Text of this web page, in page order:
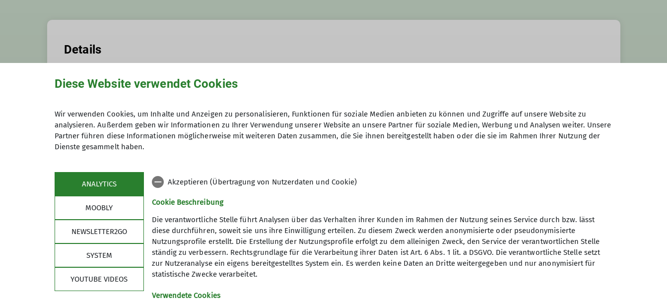
Details
Termindetails
Zielort Grundschule Otterfing
Unsere Gamshütte
Kletterzentrum Obb. Süd Bad Tölz
Unsere Sektion
Unser Programm
Mitgliedsdaten ändern
Sektion Otterfing des
Deutschen Alpenvereins e.V.
Nordsiedlung 12
Diese Website verwendet Cookies
Wir verwenden Cookies, um Inhalte und Anzeigen zu personalisieren, Funktionen für soziale Medien anbieten zu können und Zugriffe auf unsere Website zu
analysieren. Außerdem geben wir Informationen zu Ihrer Verwendung unserer Website an unsere Partner für soziale Medien, Werbung und Analysen weiter. Unsere
Partner führen diese Informationen möglicherweise mit weiteren Daten zusammen, die Sie ihnen bereitgestellt haben oder die sie im Rahmen Ihrer Nutzung der
Dienste gesammelt haben.
ANALYTICS
MOOBLY
NEWSLETTER2GO
SYSTEM
YOUTUBE VIDEOS
Akzeptieren (Übertragung von Nutzerdaten und Cookie)
Cookie Beschreibung
Die verantwortliche Stelle führt Analysen über das Verhalten ihrer Kunden im Rahmen der Nutzung seines Service durch bzw. lässt
diese durchführen, soweit sie uns ihre Einwilligung erteilen. Zu diesem Zweck werden anonymisierte oder pseudonymisierte
Nutzungsprofile erstellt. Die Erstellung der Nutzungsprofile erfolgt zu dem alleinigen Zweck, den Service der verantwortlichen Stelle
ständig zu verbessern. Rechtsgrundlage für die Verarbeitung ihrer Daten ist Art. 6 Abs. 1 lit. a DSGVO. Die verantwortliche Stelle setzt
zur Nutzeranalyse ein eigens bereitgestelltes System ein. Es werden keine Daten an Dritte weitergegeben und nur anonymisiert für
statistische Zwecke verarbeitet.
Verwendete Cookies